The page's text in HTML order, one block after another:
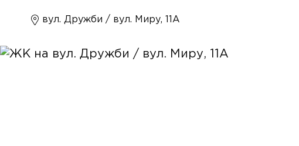
вул. Дружби / вул. Миру, 11А